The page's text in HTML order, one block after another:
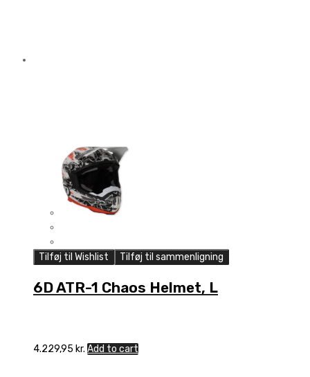
Tilføj til Wishlist Tilføj til sammenligning
6D ATR-1 Chaos Helmet, L
4.229,95 kr. Add to cart